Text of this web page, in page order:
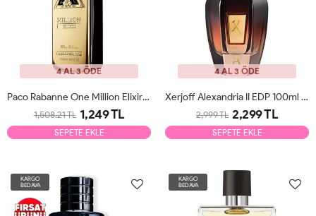
4 AL 3 ÖDE
Paco Rabanne One Million Elixir EDP 100ml Erkek Parfüm Tester
1,508.21 TL 1,249 TL
SEPETE EKLE
4 AL 3 ÖDE
Xerjoff Alexandria II EDP 100ml Unisex Parfüm Tester
2,999 TL 2,299 TL
SEPETE EKLE
KARGO
BEDAVA
KARGO
BEDAVA